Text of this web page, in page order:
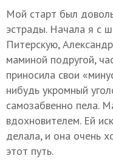
Мой старт был
эстрады. Начала я с
Питерскую,
маминой подругой,
приносила свои
нибудь укромный
самозабвенно пела.
вдохновителем. Ей
делала, и она очень
этот путь.